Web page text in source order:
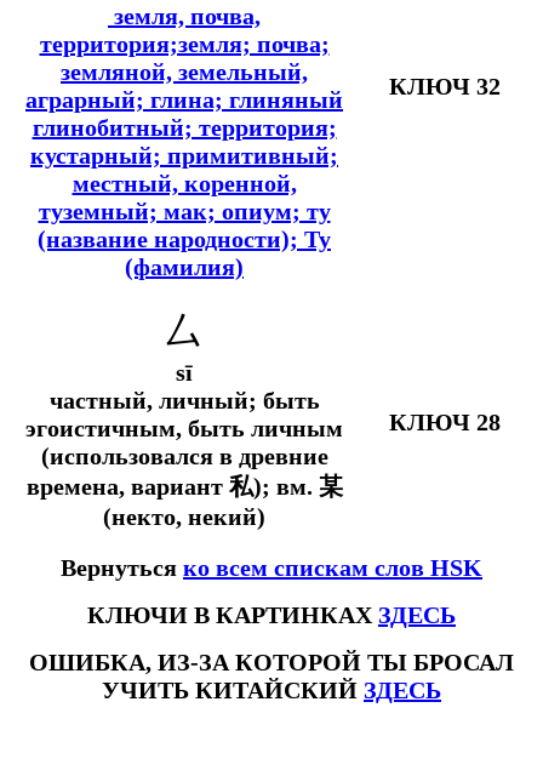
земля, почва,
территория;земля; почва;
земляной, земельный,
аграрный; глина; глиняный
глинобитный; территория;
кустарный; примитивный;
местный, коренной,
туземный; мак; опиум; ту
(название народности); Ту
(фамилия)
КЛЮЧ 32
厶
sī
частный, личный; быть
эгоистичным, быть личным
(использовался в древние
времена, вариант 私); вм. 某
(некто, некий)
КЛЮЧ 28
Вернуться ко всем спискам слов HSK
КЛЮЧИ В КАРТИНКАХ ЗДЕСЬ
ОШИБКА, ИЗ-ЗА КОТОРОЙ ТЫ БРОСАЛ
УЧИТЬ КИТАЙСКИЙ ЗДЕСЬ